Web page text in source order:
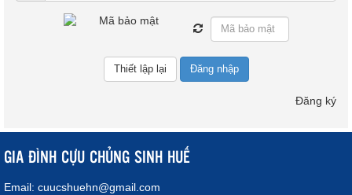
Đăng nhập
Đăng ký
GIA ĐÌNH CỰU CHỦNG SINH HUẾ
Email: cuucshuehn@gmail.com